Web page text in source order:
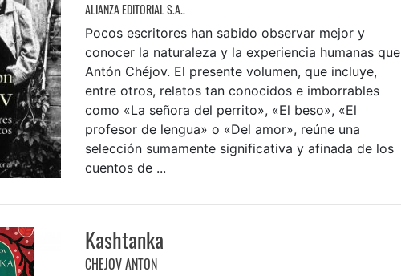
ALIANZA EDITORIAL S.A..
Pocos escritores han sabido observar mejor y
conocer la naturaleza y la experiencia humanas que
Antón Chéjov. El presente volumen, que incluye,
entre otros, relatos tan conocidos e imborrables
como «La señora del perrito», «El beso», «El
profesor de lengua» o «Del amor», reúne una
selección sumamente significativa y afinada de los
cuentos de ...
Kashtanka
CHEJOV ANTON